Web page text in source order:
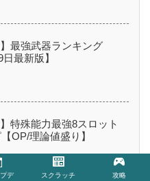
】最強武器ランキング
日最新版】
特殊能力最強8スロット
OP/理論値盛り】
デ スクラッチ 攻略